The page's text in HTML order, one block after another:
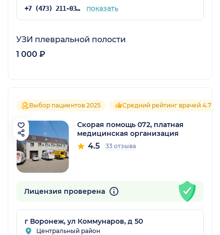
+7 (473) 211-03-03 показать
УЗИ плевральной полости
1 000 ₽
Выбор пациентов 2025 Средний рейтинг врачей 4.7
Скорая помощь 072, платная
медицинская организация
4.5 33 отзыва
Лицензия проверена
г Воронеж, ул Коммунаров, д 50
Центральный район